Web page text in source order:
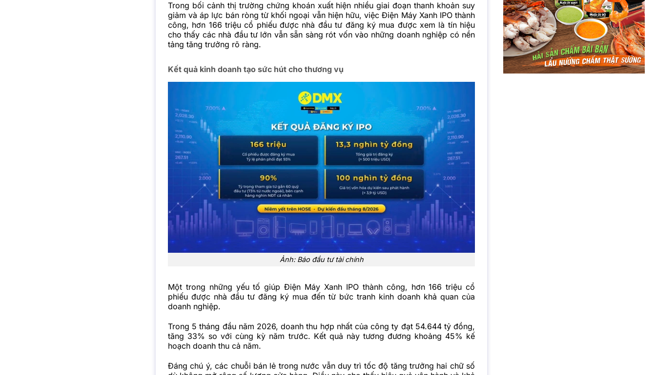
Trong bối cảnh thị trường chứng khoán xuất hiện nhiều giai đoạn thanh khoản suy
giảm và áp lực bán ròng từ khối ngoại vẫn hiện hữu, việc Điện Máy Xanh IPO thành
công, hơn 166 triệu cổ phiếu được nhà đầu tư đăng ký mua được xem là tín hiệu
cho thấy các nhà đầu tư lớn vẫn sẵn sàng rót vốn vào những doanh nghiệp có nền
tảng tăng trưởng rõ ràng.
Kết quả kinh doanh tạo sức hút cho thương vụ
Ảnh: Báo đầu tư tài chính
Một trong những yếu tố giúp Điện Máy Xanh IPOthành công, hơn 166 triệu cổ
phiếu được nhà đầu tư đăng ký mua đến từ bức tranh kinh doanh khả quan của
doanh nghiệp.
Trong 5 tháng đầu năm 2026, doanh thu hợp nhất của công ty đạt 54.644 tỷ đồng,
tăng 33% so với cùng kỳ năm trước. Kết quả này tương đương khoảng 45% kế
hoạch doanh thu cả năm.
Đáng chú ý, các chuỗi bán lẻ trong nước vẫn duy trì tốc độ tăng trưởng hai chữ số